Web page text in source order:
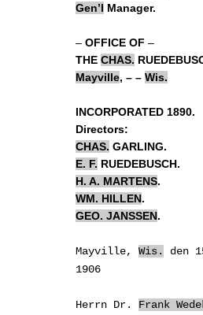
Gen’l Manager.
–OFFICE OF –
THECHAS.
Mayville, – –Wis.
INCORPORATED 1890.
Directors:
CHAS. GARLING.
E. F. RUEDEBUSCH.
H. A. MARTENS.
WM. HILLEN.
GEO. JANSSEN.
Mayville,Wis. den
1906
Herrn Dr. Frank